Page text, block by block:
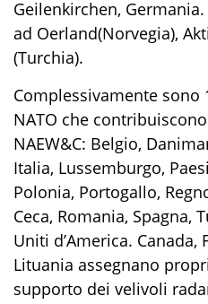
Geilenkirchen,
ad Oerland(Norvegia),
(Turchia).
Complessivamente sono
NATO che
NAEW&C: Belgio,
Italia, Lussemburgo,
Polonia, Portogallo,
Ceca, Romania, Spagna,
Uniti d’America. Canada,
Lituania assegnano
supporto dei velivoli